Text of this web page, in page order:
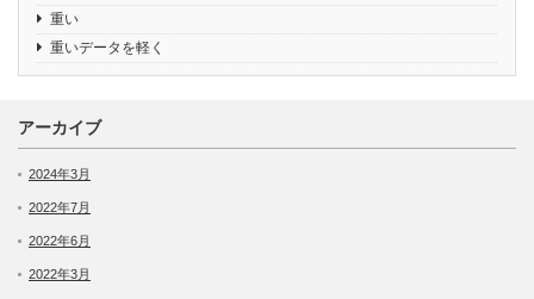
重い
重いデータを軽く
アーカイブ
2024年3月
2022年7月
2022年6月
2022年3月